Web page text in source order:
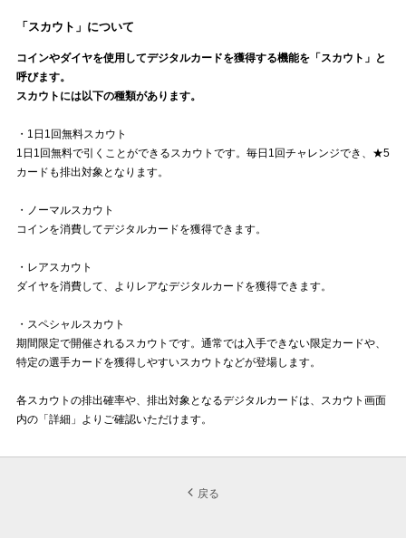
「スカウト」について
コインやダイヤを使用してデジタルカードを獲得する機能を「スカウト」と
呼びます。
スカウトには以下の種類があります。
・1日1回無料スカウト
1日1回無料で引くことができるスカウトです。毎日1回チャレンジでき、★5
カードも排出対象となります。
・ノーマルスカウト
コインを消費してデジタルカードを獲得できます。
・レアスカウト
ダイヤを消費して、よりレアなデジタルカードを獲得できます。
・スペシャルスカウト
期間限定で開催されるスカウトです。通常では入手できない限定カードや、
特定の選手カードを獲得しやすいスカウトなどが登場します。
各スカウトの排出確率や、排出対象となるデジタルカードは、スカウト画面
内の「詳細」よりご確認いただけます。
戻る